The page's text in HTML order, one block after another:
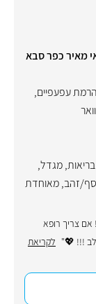
מאיר כפר סבא
הרמת עפעפיים,
,מגדל,
זהב,מאוחדת
אם צריך רופא
!!! 💖" לקריאת